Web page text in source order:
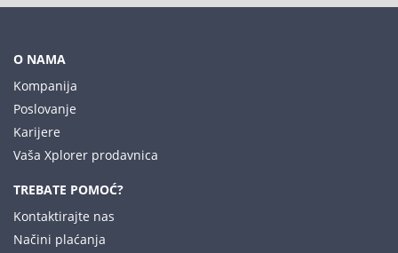
O NAMA
Kompanija
Poslovanje
Karijere
Vaša Xplorer prodavnica
TREBATE POMOĆ?
Kontaktirajte nas
Načini plaćanja